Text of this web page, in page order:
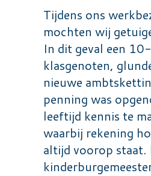
Tijdens ons
mochten wij
In dit geval een
klasgenoten,
nieuwe
penning was
leeftijd kennis te
waarbij rekening
altijd voorop staat.